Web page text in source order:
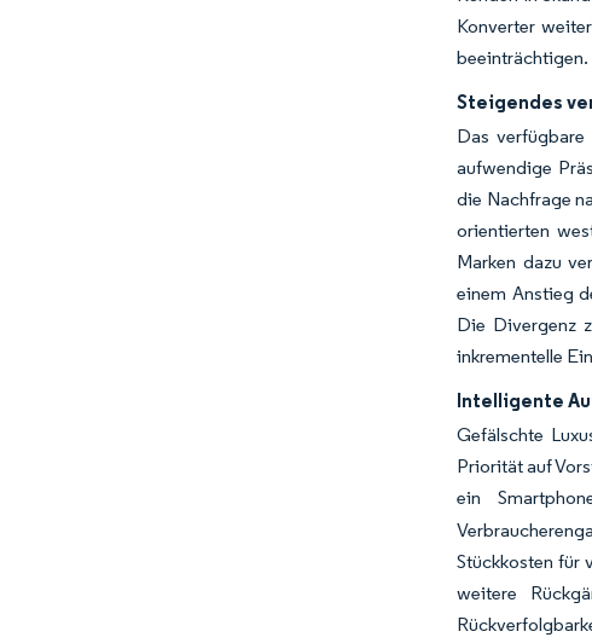
Konverter
beeinträchtigen.
Steigendes
Das
aufwendige
die Nachfrage
orientierten
Marken dazu
einem Anstieg
Die Divergenz
inkrementelle
Intelligente
Gefälschte
Priorität auf
ein
Stückkosten für
weitere